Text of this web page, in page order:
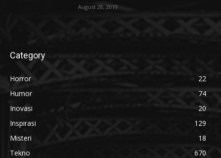
August 28, 2019
Category
Horror
22
Humor
74
Inovasi
20
Inspirasi
129
Misteri
18
Tekno
670